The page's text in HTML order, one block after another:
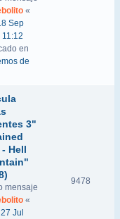
«
Sep
en
de
3"
Hell
mensaje
«
Jul
9478